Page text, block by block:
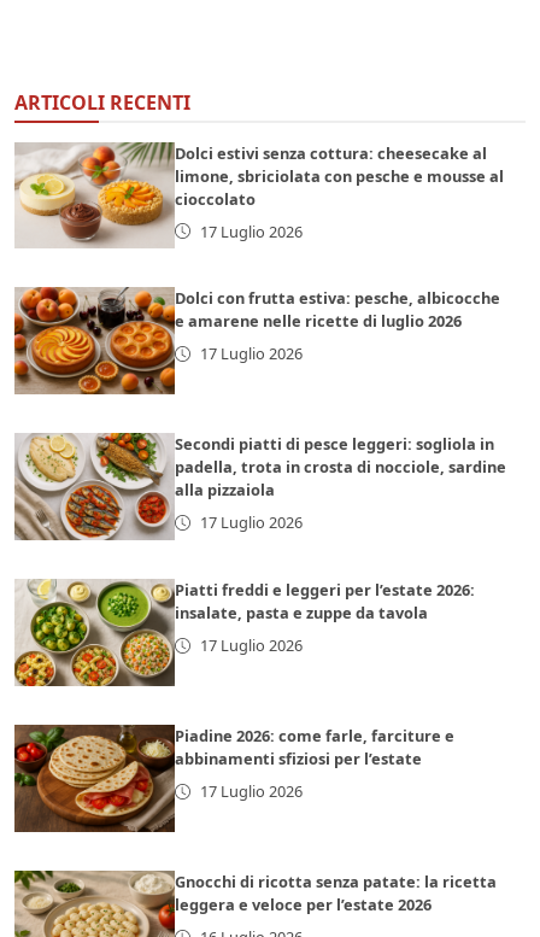
ARTICOLI RECENTI
Dolci estivi senza cottura: cheesecake al
limone, sbriciolata con pesche e mousse al
cioccolato
17 Luglio 2026
Dolci con frutta estiva: pesche, albicocche
e amarene nelle ricette di luglio 2026
17 Luglio 2026
Secondi piatti di pesce leggeri: sogliola in
padella, trota in crosta di nocciole, sardine
alla pizzaiola
17 Luglio 2026
Piatti freddi e leggeri per l’estate 2026:
insalate, pasta e zuppe da tavola
17 Luglio 2026
Piadine 2026: come farle, farciture e
abbinamenti sfiziosi per l’estate
17 Luglio 2026
Gnocchi di ricotta senza patate: la ricetta
leggera e veloce per l’estate 2026